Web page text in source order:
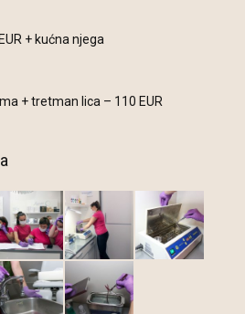
+ kućna njega
+ tretman lica – 110 EUR